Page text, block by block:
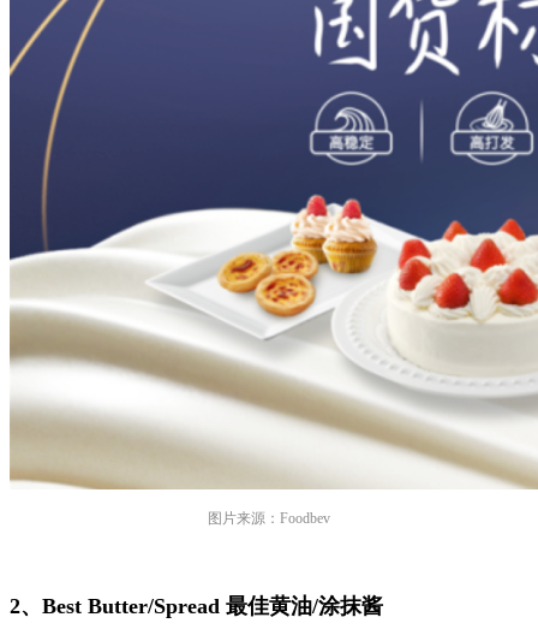
图片来源：Foodbev
2、Best Butter/Spread 最佳黄油/涂抹酱